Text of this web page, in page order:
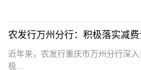
农发行万州分行：积极落实减
近年来，农发行重庆市万州分行深
极...